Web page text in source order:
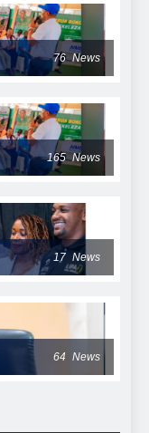
76 News
165 News
17 News
64 News